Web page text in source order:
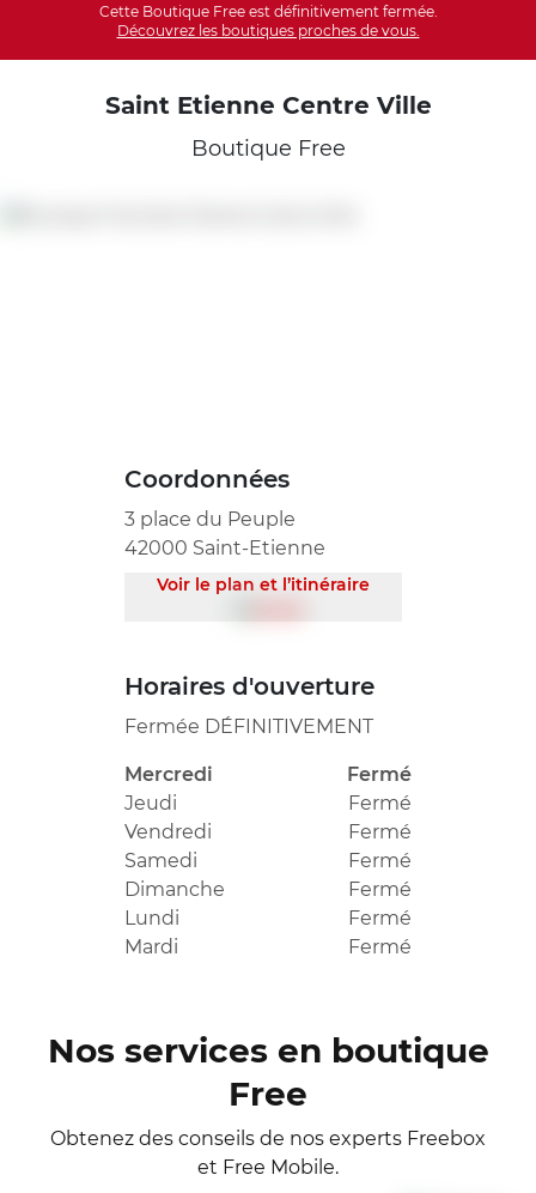
Cette Boutique Free est définitivement fermée.
Découvrez les boutiques proches de vous.
Boutique Free
Saint Etienne Centre Ville
Coordonnées
3 place du Peuple
42000 Saint-Etienne
Voir le plan et l’itinéraire
Horaires d'ouverture
Fermée DÉFINITIVEMENT
Mercredi
Fermé
Jeudi
Fermé
Vendredi
Fermé
Samedi
Fermé
Dimanche
Fermé
Lundi
Fermé
Mardi
Fermé
Nos services en boutique
Free
Obtenez des conseils de nos experts Freebox
et Free Mobile.